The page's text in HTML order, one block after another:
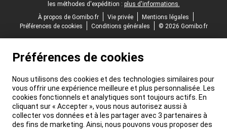
les méthodes d'expédition : plus d'informations.
À propos de Gomibo.fr
Vie privée
Mentions légales
Préférences de cookies
Conditions générales © 2026 Gomibo.fr
Préférences de cookies
Nous utilisons des cookies et des technologies similaires pour
vous offrir une expérience meilleure et plus personnalisée. Les
cookies fonctionnels et analytiques sont toujours actifs. En
cliquant sur « Accepter », vous nous autorisez aussi à
collecter vos données et à les partager avec 3 partenaires à
des fins de marketing. Ainsi, nous pouvons vous proposer des